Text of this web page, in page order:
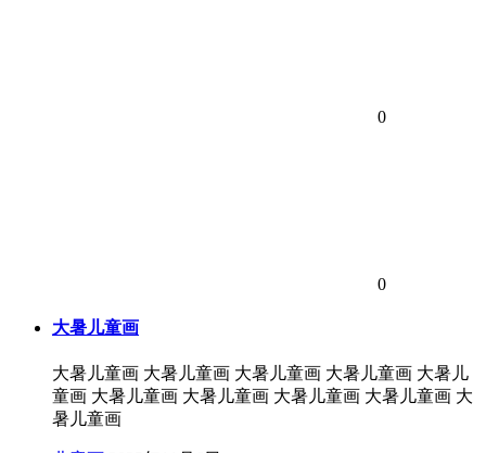
0
0
大暑儿童画
大暑儿童画 大暑儿童画 大暑儿童画 大暑儿童画 大暑儿
童画 大暑儿童画 大暑儿童画 大暑儿童画 大暑儿童画 大
暑儿童画